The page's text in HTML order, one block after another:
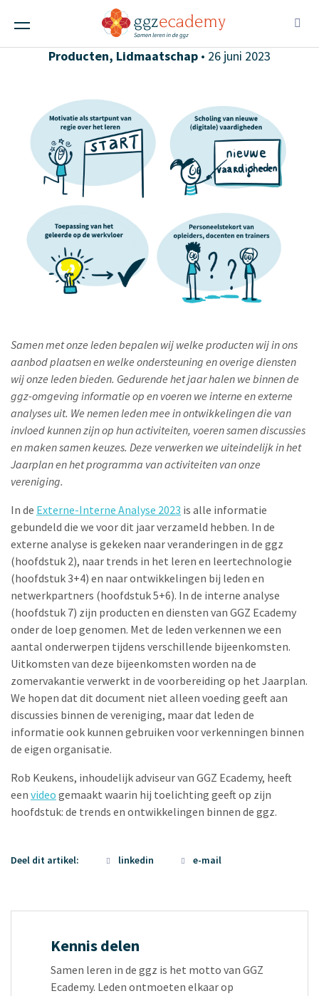
Externe-Interne Analyse 2023
Alle berichten, Ggz-instellingen
Producten, Lidmaatschap • 26 juni 2023
Samen met onze leden bepalen wij welke producten wij in ons
aanbod plaatsen en welke ondersteuning en overige diensten
wij onze leden bieden. Gedurende het jaar halen we binnen de
ggz-omgeving informatie op en voeren we interne en externe
analyses uit. We nemen leden mee in ontwikkelingen die van
invloed kunnen zijn op hun activiteiten, voeren samen discussies
en maken samen keuzes. Deze verwerken we uiteindelijk in het
Jaarplan en het programma van activiteiten van onze
vereniging.
In de Externe-Interne Analyse 2023 is alle informatie
gebundeld die we voor dit jaar verzameld hebben. In de
externe analyse is gekeken naar veranderingen in de ggz
(hoofdstuk 2), naar trends in het leren en leertechnologie
(hoofdstuk 3+4) en naar ontwikkelingen bij leden en
netwerkpartners (hoofdstuk 5+6). In de interne analyse
(hoofdstuk 7) zijn producten en diensten van GGZ Ecademy
onder de loep genomen. Met de leden verkennen we een
aantal onderwerpen tijdens verschillende bijeenkomsten.
Uitkomsten van deze bijeenkomsten worden na de
zomervakantie verwerkt in de voorbereiding op het Jaarplan.
We hopen dat dit document niet alleen voeding geeft aan
discussies binnen de vereniging, maar dat leden de
informatie ook kunnen gebruiken voor verkenningen binnen
de eigen organisatie.
Rob Keukens, inhoudelijk adviseur van GGZ Ecademy, heeft
een video gemaakt waarin hij toelichting geeft op zijn
hoofdstuk: de trends en ontwikkelingen binnen de ggz.
Deel dit artikel: linkedin e-mail
Kennis delen
Samen leren in de ggz is het motto van GGZ
Ecademy. Leden ontmoeten elkaar op